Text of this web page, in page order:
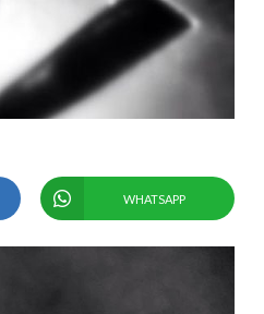
WHATSAPP